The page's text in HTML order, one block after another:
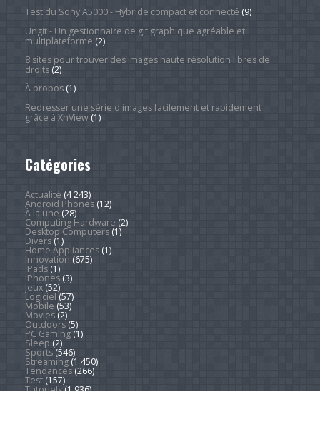
Test du Sony A5000 - Hybride compact et connecté (9)
Ungit - Un gestionnaire de git graphique agréable et
multiplateforme (2)
8 sites pour trouver des images haute résolution libres de
droits(2)
À propos(1)
Redresser une série d'images facilement et rapidement
grâce à XnView(1)
Catégories
Actualité (4 243)
Android Phones(12)
À la une (28)
Computing Hardware (2)
Desktop Computers(1)
Divers(1)
Home Appliances(1)
Innovation (675)
iPads(1)
iPhones(3)
Jeux(52)
Logiciel (57)
Mobile (53)
Movies(2)
Outdoors(5)
PC Gaming(1)
Sleep (2)
Sports(546)
Streaming(1 450)
Tendances(266)
Test(157)
Tutoriels(1 936)